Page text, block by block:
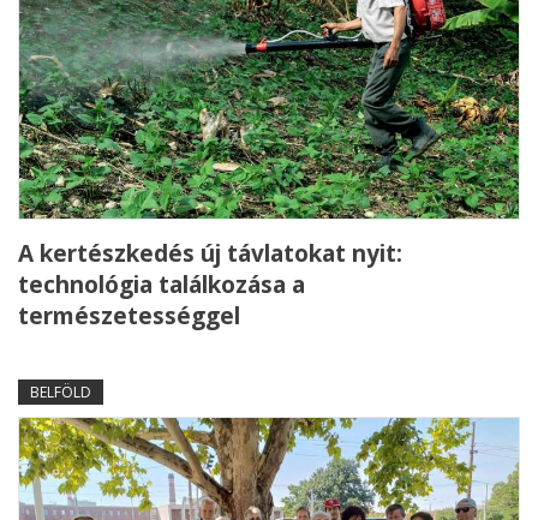
A kertészkedés új távlatokat nyit:
technológia találkozása a
természetességgel
BELFÖLD